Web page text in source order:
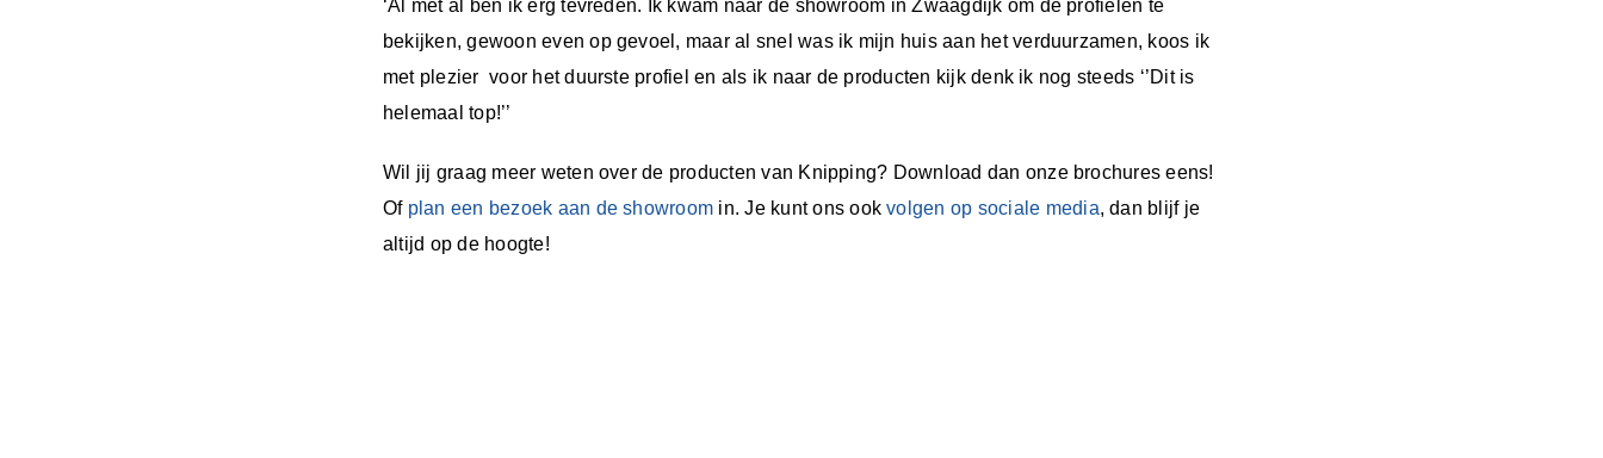
‘Al met al ben ik erg tevreden. Ik kwam naar de showroom in Zwaagdijk om de profielen te
bekijken, gewoon even op gevoel, maar al snel was ik mijn huis aan het verduurzamen, koos ik
met plezier voor het duurste profiel en als ik naar de producten kijk denk ik nog steeds ‘’Dit is
helemaal top!’’
Wil jij graag meer weten over de producten van Knipping? Download dan onze brochures eens!
Of plan een bezoek aan de showroom in. Je kunt ons ookvolgen op sociale media, dan blijf je
altijd op de hoogte!